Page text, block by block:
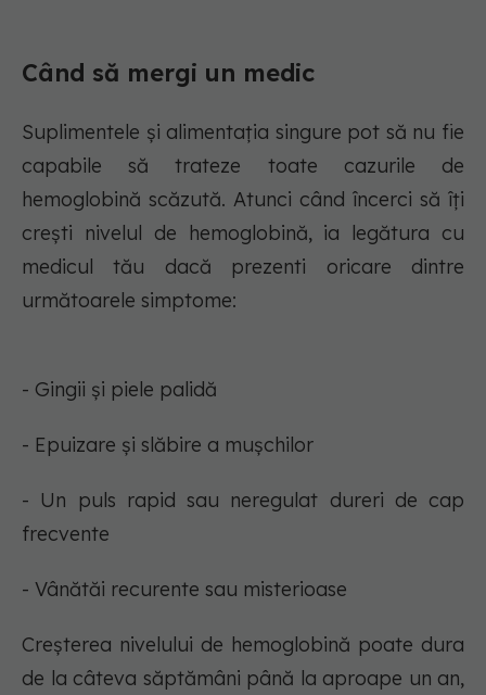
Când să mergi un medic
Suplimentele și alimentația singure pot să nu fie
capabile să trateze toate cazurile de
hemoglobină scăzută. Atunci când încerci să îți
crești nivelul de hemoglobină, ia legătura cu
medicul tău dacă prezenti oricare dintre
următoarele simptome:
- Gingii și piele palidă
- Epuizare și slăbire a mușchilor
- Un puls rapid sau neregulat dureri de cap
frecvente
- Vânătăi recurente sau misterioase
Creșterea nivelului de hemoglobină poate dura
de la câteva săptămâni până la aproape un an,